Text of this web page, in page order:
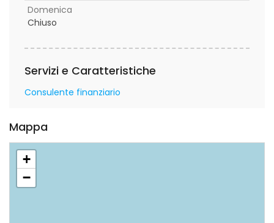
Domenica
Chiuso
Servizi e Caratteristiche
Consulente finanziario
Mappa
+
−